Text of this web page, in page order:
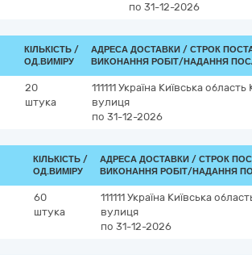
по 31-12-2026
КІЛЬКІСТЬ /
ОД.ВИМІРУ
АДРЕСА ДОСТАВКИ / СТРОК
ВИКОНАННЯ РОБІТ/НАДАННЯ
20
штука
111111 Україна Київська область
вулиця
по 31-12-2026
КІЛЬКІСТЬ /
ОД.ВИМІРУ
АДРЕСА ДОСТАВКИ / СТРОК
ВИКОНАННЯ РОБІТ/НАДАННЯ
60
штука
111111 Україна Київська
вулиця
по 31-12-2026